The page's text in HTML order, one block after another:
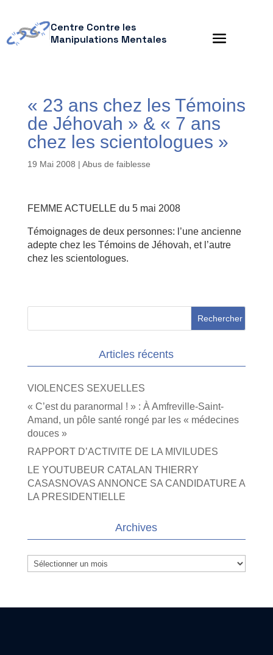
Centre Contre les
Manipulations Mentales
« 23 ans chez les Témoins
de Jéhovah » & « 7 ans
chez les scientologues »
19 Mai 2008 | Abus de faiblesse
FEMME ACTUELLE du 5 mai 2008
Témoignages de deux personnes: l’une ancienne
adepte chez les Témoins de Jéhovah, et l’autre
chez les scientologues.
Articles récents
VIOLENCES SEXUELLES
« C’est du paranormal ! » : À Amfreville-Saint-
Amand, un pôle santé rongé par les « médecines
douces »
RAPPORT D’ACTIVITE DE LA MIVILUDES
LE YOUTUBEUR CATALAN THIERRY
CASASNOVAS ANNONCE SA CANDIDATURE A
LA PRESIDENTIELLE
Archives
Archives